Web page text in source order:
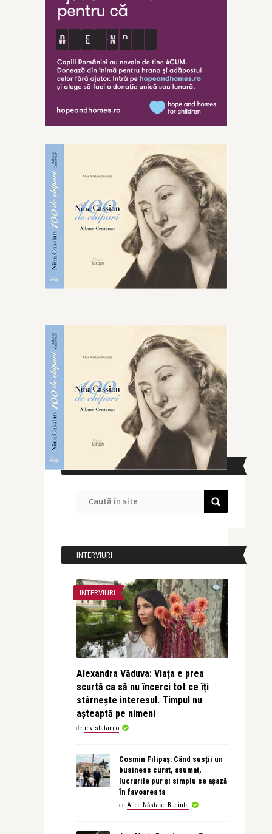
CAUTĂ ÎN SITE
INTERVIURI
INTERVIURI
Alexandra Văduva: Viața e prea
scurtă ca să nu încerci tot ce îți
stârnește interesul. Timpul nu
așteaptă pe nimeni
de revistatango
Cosmin Filipaș: Când susții un
business curat, asumat,
lucrurile pur și simplu se așază
în favoarea ta
de Alice Năstase Buciuta